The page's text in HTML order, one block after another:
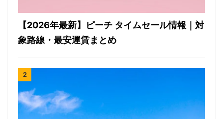
【2026年最新】ピーチ タイムセール情報｜対
象路線・最安運賃まとめ